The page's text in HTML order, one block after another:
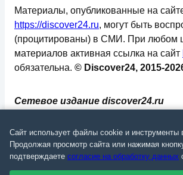
Сетевое издание discover24.ru
надзору в сфере связи,
технологий и массовых
(Роскомнадзор).
ФС 77 - 73793.
Материалы, опубликованные на
https://discover24.ru, могут быть
(процитированы) в СМИ. При любом
материалов активная ссылка на сайт
обязательна. © Discover24, 2015-
Сайт использует файлы cookie и инструменты
Продолжая просмотр сайта или нажимая
подтверждаете согласие на обработку данных